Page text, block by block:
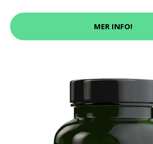
MER INFO!